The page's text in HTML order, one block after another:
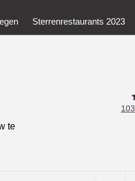
Sterrenrestaurants 2023
te
103